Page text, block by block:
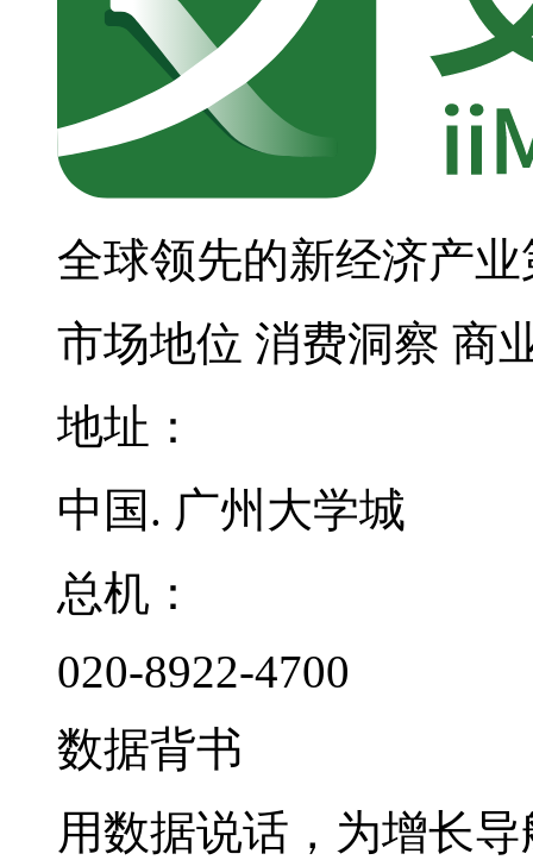
全球领先的新经济产
市场地位 消费洞察 商
地址：
中国. 广州大学城
总机：
020-8922-4700
数据背书
用数据说话，为增长导